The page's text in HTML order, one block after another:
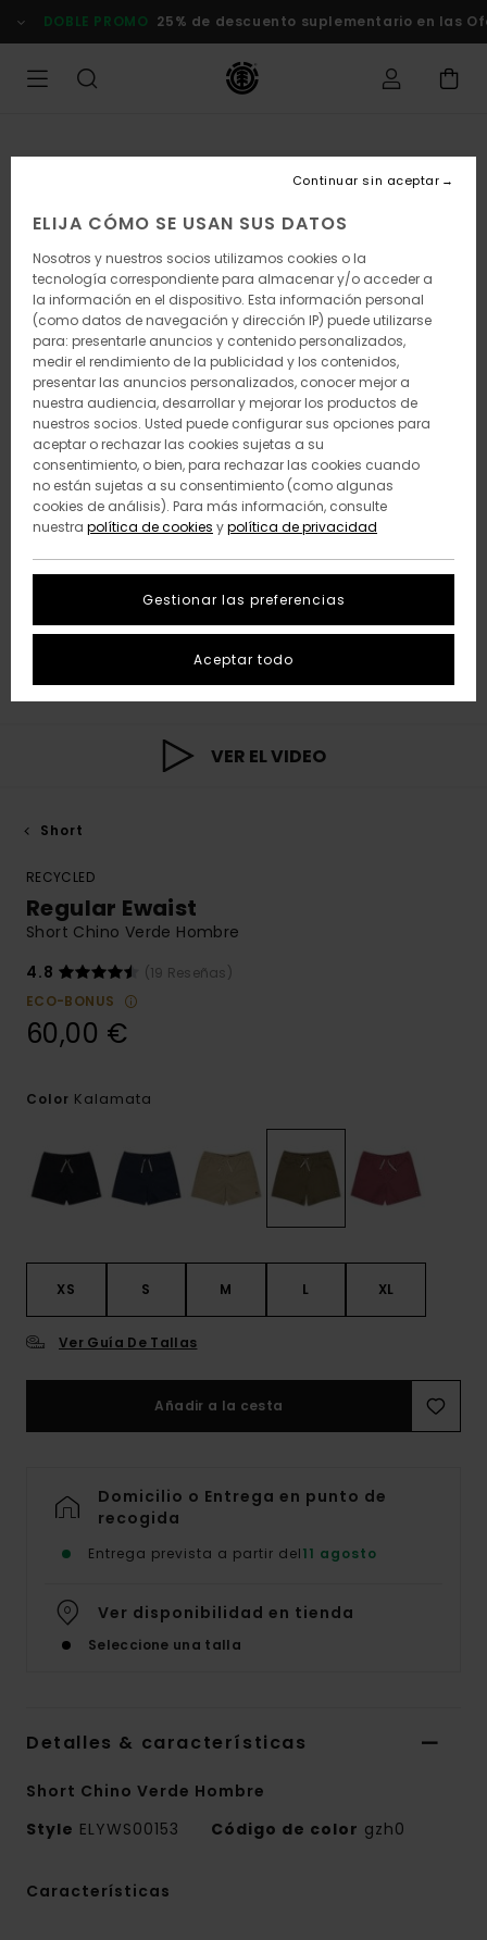
la
PROMO 25% de descuento suplementario en las Ofertas
VER EL VIDEO
Short
RECYCLED
Regular Ewaist
Short Chino Verde Hombre
4.8
(19 Reseñas)
ECO-BONUS
60,00 €
Color Kalamata
XS S M L XL
Ver Guía De Tallas
Añadir a la cesta
Domicilio o Entrega en punto de
recogida
Entrega prevista a partir del11 agosto
Ver disponibilidad en tienda
Seleccione una talla
Detalles & características
Short Chino Verde Hombre
Style ELYWS00153 Código de color gzh0
Características
ELIJA CÓMO SE USAN SUS DATOS
Nosotros y nuestros socios utilizamos cookies o la
tecnología correspondiente para almacenar y/o acceder a
la información en el dispositivo. Esta información personal
(como datos de navegación y dirección IP) puede utilizarse
para: presentarle anuncios y contenido personalizados,
medir el rendimiento de la publicidad y los contenidos,
presentar las anuncios personalizados, conocer mejor a
nuestra audiencia, desarrollar y mejorar los productos de
nuestros socios. Usted puede configurar sus opciones para
aceptar o rechazar las cookies sujetas a su
consentimiento, o bien, para rechazar las cookies cuando
no están sujetas a su consentimiento (como algunas
cookies de análisis). Para más información, consulte
nuestra política de cookies ypolítica de privacidad
Gestionar las preferencias
Continuar sin aceptar
Aceptar todo